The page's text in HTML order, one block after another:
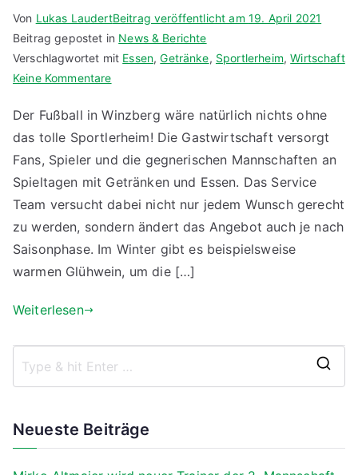
Von Lukas LaudertBeitrag veröffentlicht am 19. April 2021
Beitrag gepostet in News & Berichte
Verschlagwortet mit Essen,Getränke, Sportlerheim,Wirtschaft
Keine Kommentarezu
Viertäler
Sportlerheim
–
unser
Wohnzimmer
Der Fußball in Winzberg wäre natürlich nichts ohne
das tolle Sportlerheim! Die Gastwirtschaft versorgt
Fans, Spieler und die gegnerischen Mannschaften an
Spieltagen mit Getränken und Essen. Das Service
Team versucht dabei nicht nur jedem Wunsch gerecht
zu werden, sondern ändert das Angebot auch je nach
Saisonphase. Im Winter gibt es beispielsweise
warmen Glühwein, um die […]
Weiterlesen
Neueste Beiträge